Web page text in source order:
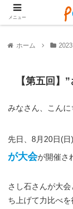
ホーム 2023
【第五回】
みなさん、こんに
先日、8月20日(
が大会が開催さ
さし石さんが大
ち上げて力比べを
メニュー